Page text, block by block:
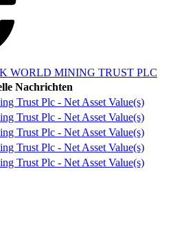
WORLD MINING TRUST PLC
Nachrichten
Trust Plc - Net Asset Value(s)
Trust Plc - Net Asset Value(s)
Trust Plc - Net Asset Value(s)
Trust Plc - Net Asset Value(s)
Trust Plc - Net Asset Value(s)